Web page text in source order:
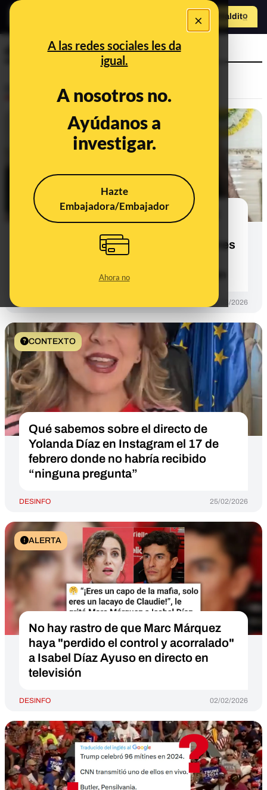
×
A las redes sociales les da
igual.
A nosotros no.
Ayúdanos a
investigar.
Hazte
Embajadora/Embajador
Ahora no
Hazte Maldito
directo
Este vídeo no muestra a un general
traicionar a su país por dar posiciones
exactas al enemigo durante los
ataques de EEUU e Israel contra Irán
11/03/2026
CONTEXTO
Qué sabemos sobre el directo de
Yolanda Díaz en Instagram el 17 de
febrero donde no habría recibido
“ninguna pregunta”
DESINFO 25/02/2026
ALERTA
No hay rastro de que Marc Márquez
haya "perdido el control y acorralado"
a Isabel Díaz Ayuso en directo en
televisión
DESINFO 02/02/2026